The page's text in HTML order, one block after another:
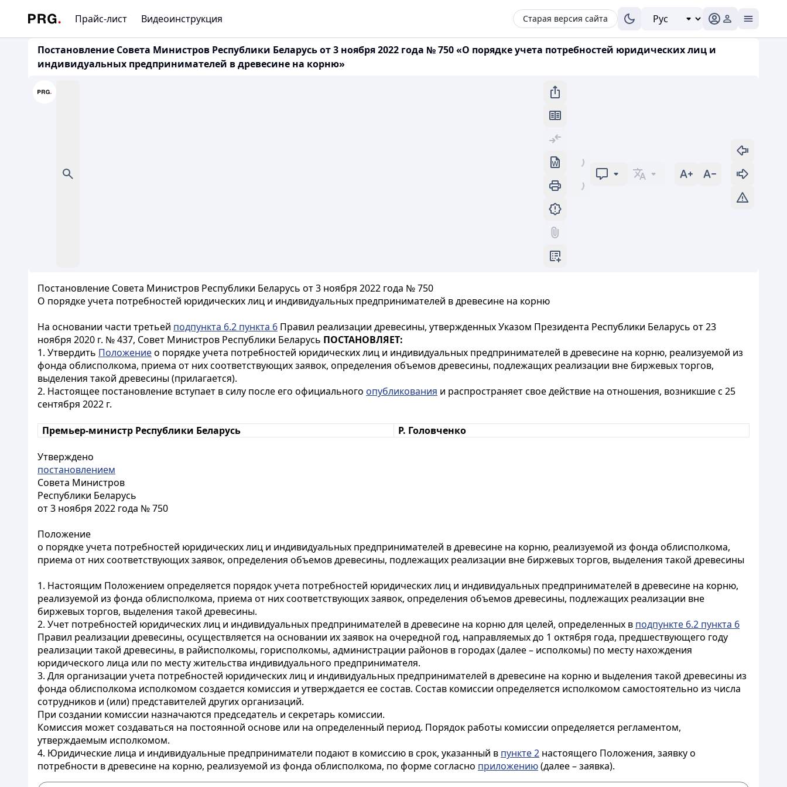
Прайс-лист Видеоинструкция Старая версия сайта
Постановление Совета Министров Республики Беларусь от 3 ноября 2022 года № 750 «О порядке учета потребностей юридических лиц и
индивидуальных предпринимателей в древесине на корню»
Постановление Совета Министров Республики Беларусь от 3 ноября 2022 года № 750
О порядке учета потребностей юридических лиц и индивидуальных предпринимателей в древесине на корню
На основании части третьей подпункта 6.2 пункта 6 Правил реализации древесины, утвержденных Указом Президента Республики Беларусь от 23
ноября 2020 г. № 437, Совет Министров Республики Беларусь ПОСТАНОВЛЯЕТ:
1. Утвердить Положениео порядке учета потребностей юридических лиц и индивидуальных предпринимателей в древесине на корню, реализуемой из
фонда облисполкома, приема от них соответствующих заявок, определения объемов древесины, подлежащих реализации вне биржевых торгов,
выделения такой древесины (прилагается).
2. Настоящее постановление вступает в силу после его официального опубликования и распространяет свое действие на отношения, возникшие с 25
сентября 2022 г.
Премьер-министр Республики Беларусь Р. Головченко
Утверждено
постановлением
Совета Министров
Республики Беларусь
от 3 ноября 2022 года № 750
Положение
о порядке учета потребностей юридических лиц и индивидуальных предпринимателей в древесине на корню, реализуемой из фонда облисполкома,
приема от них соответствующих заявок, определения объемов древесины, подлежащих реализации вне биржевых торгов, выделения такой древесины
1. Настоящим Положением определяется порядок учета потребностей юридических лиц и индивидуальных предпринимателей в древесине на корню,
реализуемой из фонда облисполкома, приема от них соответствующих заявок, определения объемов древесины, подлежащих реализации вне
биржевых торгов, выделения такой древесины.
2. Учет потребностей юридических лиц и индивидуальных предпринимателей в древесине на корню для целей, определенных в подпункте 6.2 пункта 6
Правил реализации древесины, осуществляется на основании их заявок на очередной год, направляемых до 1 октября года, предшествующего году
реализации такой древесины, в райисполкомы, горисполкомы, администрации районов в городах (далее – исполкомы) по месту нахождения
юридического лица или по месту жительства индивидуального предпринимателя.
3. Для организации учета потребностей юридических лиц и индивидуальных предпринимателей в древесине на корню и выделения такой древесины из
фонда облисполкома исполкомом создается комиссия и утверждается ее состав. Состав комиссии определяется исполкомом самостоятельно из числа
сотрудников и (или) представителей других организаций.
При создании комиссии назначаются председатель и секретарь комиссии.
Комиссия может создаваться на постоянной основе или на определенный период. Порядок работы комиссии определяется регламентом,
утверждаемым исполкомом.
4. Юридические лица и индивидуальные предприниматели подают в комиссию в срок, указанный в пункте 2 настоящего Положения, заявку о
потребности в древесине на корню, реализуемой из фонда облисполкома, по форме согласно приложению(далее – заявка).